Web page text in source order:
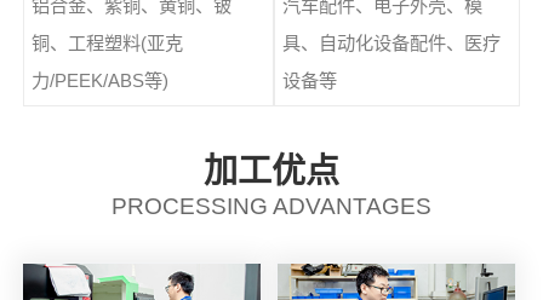
铝合金、紫铜、黄铜、铍
铜、工程塑料(亚克
力/PEEK/ABS等)
汽车配件、电子外壳、模
具、自动化设备配件、医疗
设备等
加工优点
PROCESSING ADVANTAGES